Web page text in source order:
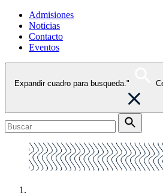
Admisiones
Noticias
Contacto
Eventos
Expandir cuadro para busqueda."